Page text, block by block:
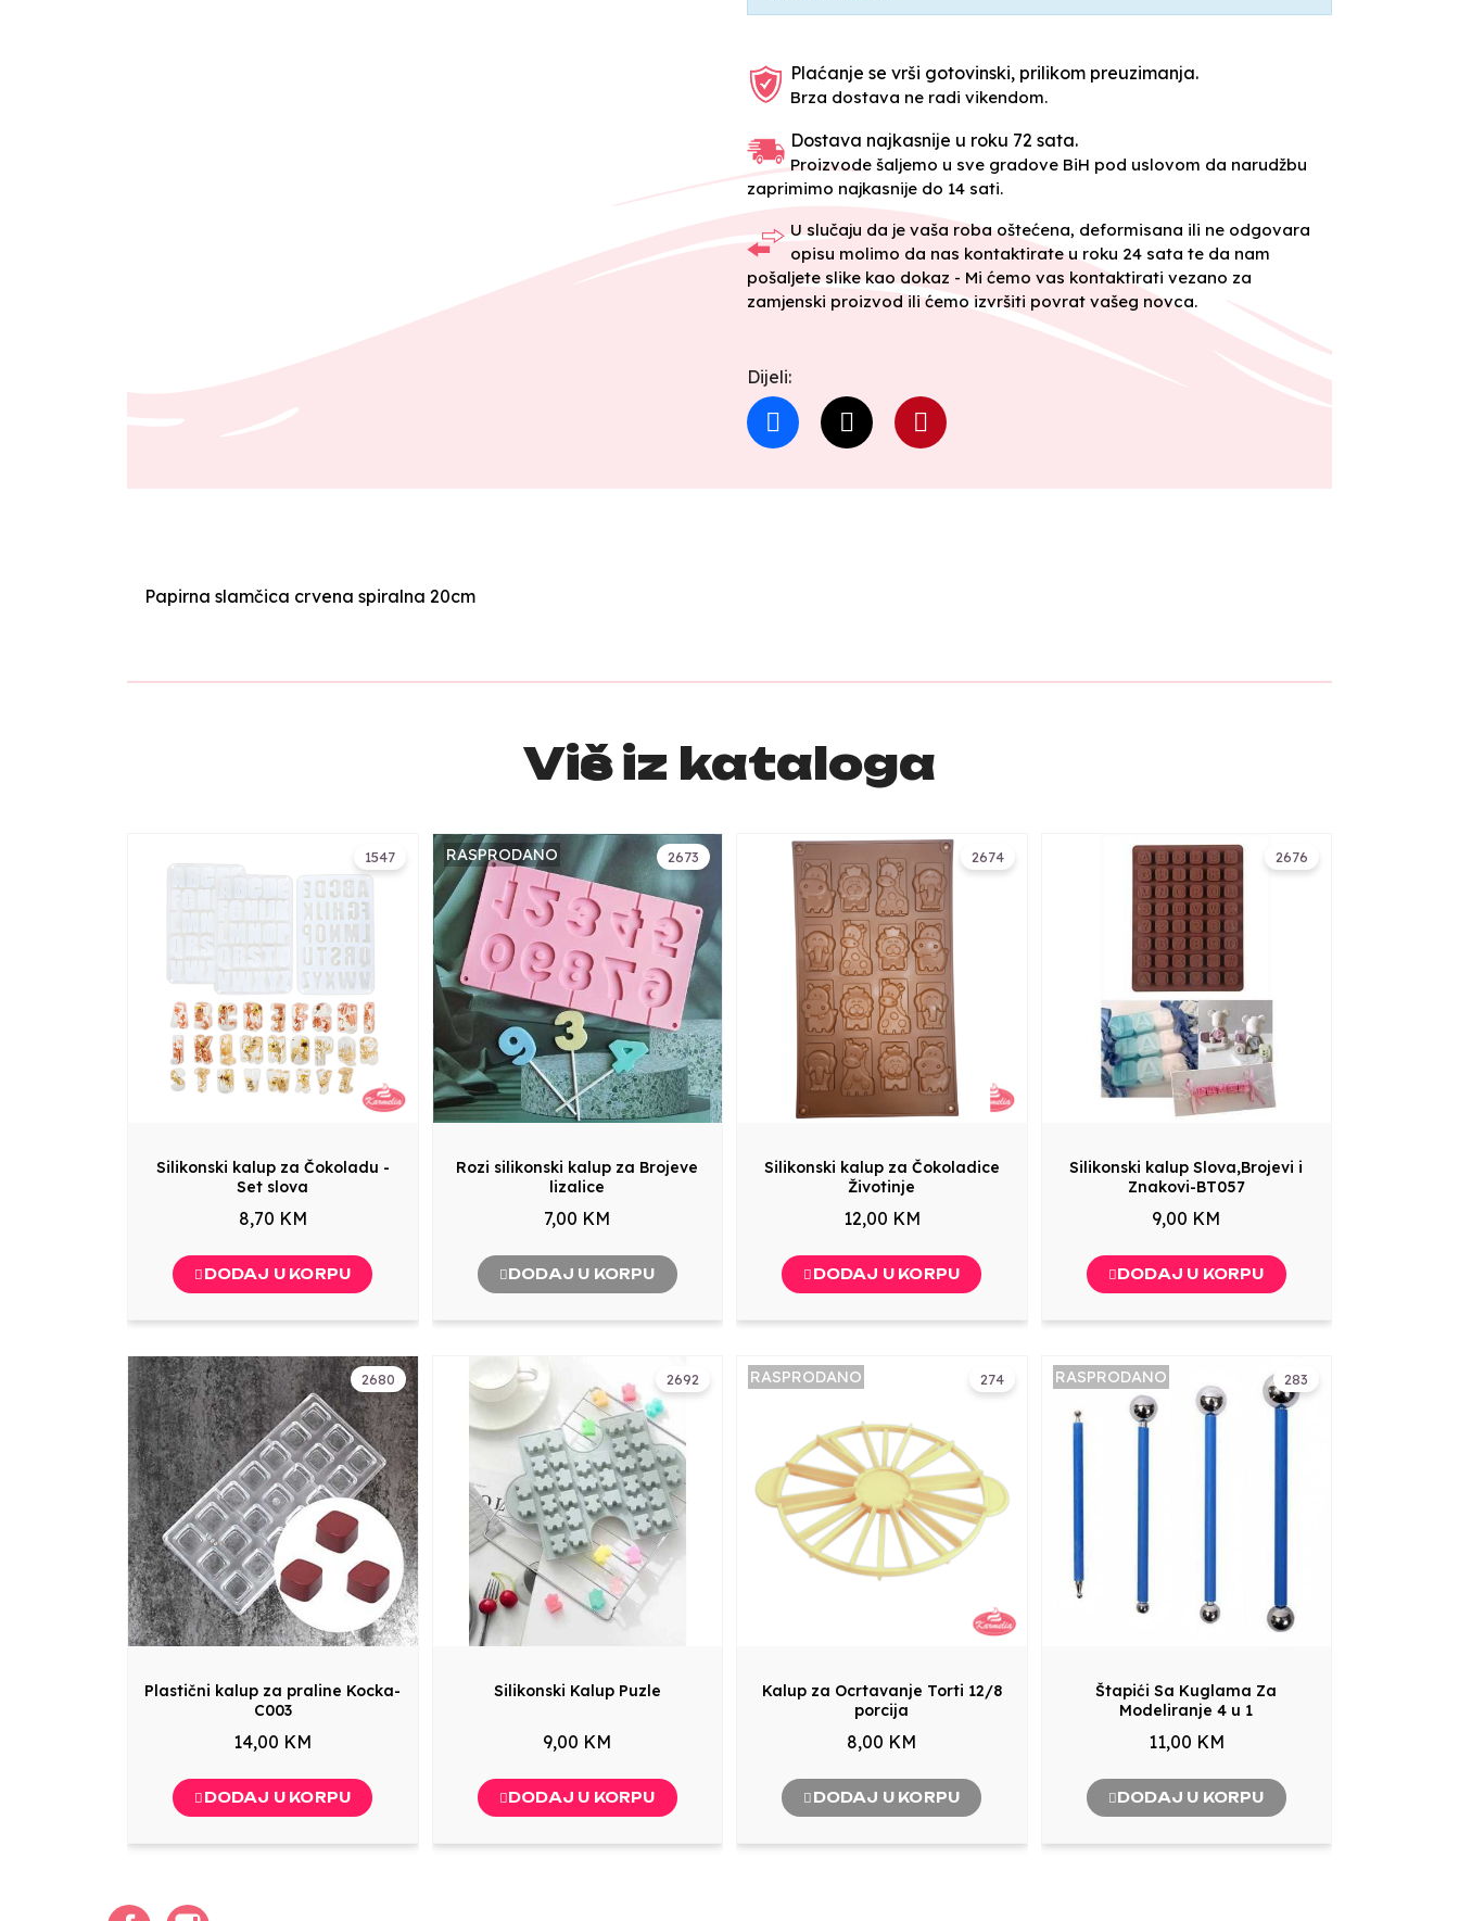
Plaćanje se vrši gotovinski, prilikom preuzimanja.
Brza dostava ne radi vikendom.
Dostava najkasnije u roku 72 sata.
Proizvode šaljemo u sve gradove BiH pod uslovom da narudžbu
zaprimimo najkasnije do 14 sati.
U slučaju da je vaša roba oštećena, deformisana ili ne odgovara
opisu molimo da nas kontaktirate u roku 24 sata te da nam
pošaljete slike kao dokaz - Mi ćemo vas kontaktirati vezano za
zamjenski proizvod ili ćemo izvršiti povrat vašeg novca.
Dijeli:
Papirna slamčica crvena spiralna 20cm
Više iz kataloga
1547
Silikonski kalup za Čokoladu -
Set slova
8,70 KM
DODAJ U KORPU
2673
RASPRODANO
Rozi silikonski kalup za Brojeve
lizalice
7,00 KM
DODAJ U KORPU
2674
Silikonski kalup za Čokoladice
Životinje
12,00 KM
DODAJ U KORPU
2676
Silikonski kalup Slova,Brojevi i
Znakovi-BT057
9,00 KM
DODAJ U KORPU
2680
Plastični kalup za praline Kocka-
C003
14,00 KM
DODAJ U KORPU
2692
Silikonski Kalup Puzle
9,00 KM
DODAJ U KORPU
274
RASPRODANO
Kalup za Ocrtavanje Torti 12/8
porcija
8,00 KM
DODAJ U KORPU
283
RASPRODANO
Štapići Sa Kuglama Za
Modeliranje 4 u 1
11,00 KM
DODAJ U KORPU